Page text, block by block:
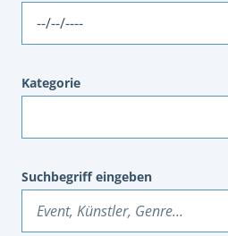
Kategorie
Suchbegriff eingeben